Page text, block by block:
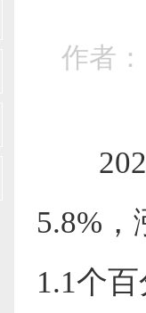
作者
202
5.8%
1.1个